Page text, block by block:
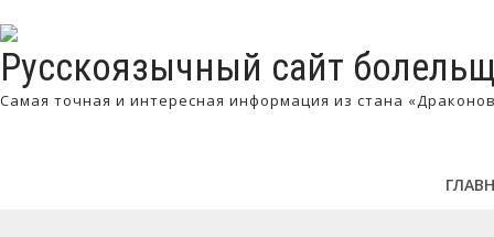
Русскоязычный сайт
Самая точная и интересная информация из стана